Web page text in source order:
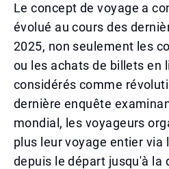
Le concept de voyage a
évolué au cours des
2025, non seulement les
ou les achats de billets en
considérés comme
dernière enquête
mondial, les voyageurs
plus leur voyage entier via
depuis le départ jusqu'à la